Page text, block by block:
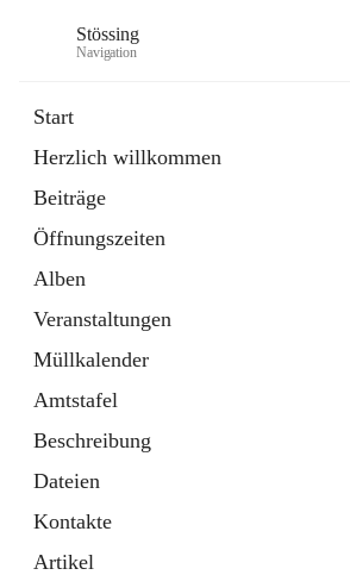
Stössing
Navigation
Start
Herzlich willkommen
Beiträge
Öffnungszeiten
Alben
Veranstaltungen
Müllkalender
Amtstafel
Beschreibung
Dateien
Kontakte
Artikel
Datei
in
Tab
Kindergarten
öffnet
in
neuem
Tab